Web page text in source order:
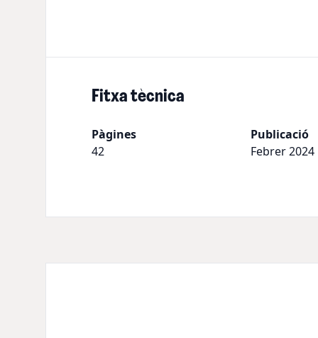
Fitxa tècnica
Pàgines
42
Publicació
Febrer 2024